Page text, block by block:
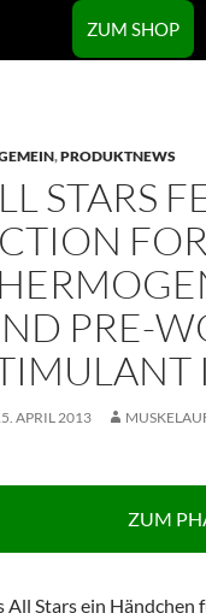
ZUM SHOP
,PRODUKTNEWS
STARS
PRE-
APRIL 2013
ZUM
All Stars ein